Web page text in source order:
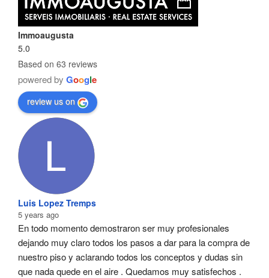
Immoaugusta
5.0
Based on 63 reviews
powered by Google
review us on
Luis Lopez Tremps
5 years ago
En todo momento demostraron ser muy profesionales
dejando muy claro todos los pasos a dar para la compra de
nuestro piso y aclarando todos los conceptos y dudas sin
que nada quede en el aire . Quedamos muy satisfechos .